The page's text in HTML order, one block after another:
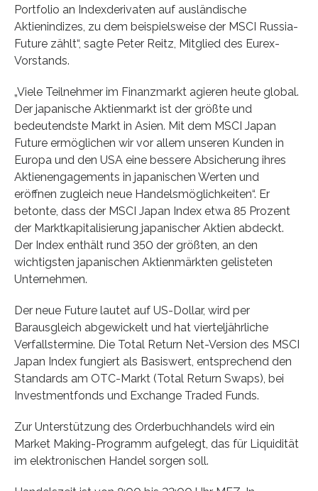
Portfolio an Indexderivaten auf ausländische
Aktienindizes, zu dem beispielsweise der MSCI Russia-
Future zählt“, sagte Peter Reitz, Mitglied des Eurex-
Vorstands.
„Viele Teilnehmer im Finanzmarkt agieren heute global.
Der japanische Aktienmarkt ist der größte und
bedeutendste Markt in Asien. Mit dem MSCI Japan
Future ermöglichen wir vor allem unseren Kunden in
Europa und den USA eine bessere Absicherung ihres
Aktienengagements in japanischen Werten und
eröffnen zugleich neue Handelsmöglichkeiten“. Er
betonte, dass der MSCI Japan Index etwa 85 Prozent
der Marktkapitalisierung japanischer Aktien abdeckt.
Der Index enthält rund 350 der größten, an den
wichtigsten japanischen Aktienmärkten gelisteten
Unternehmen.
Der neue Future lautet auf US-Dollar, wird per
Barausgleich abgewickelt und hat vierteljährliche
Verfallstermine. Die Total Return Net-Version des MSCI
Japan Index fungiert als Basiswert, entsprechend den
Standards am OTC-Markt (Total Return Swaps), bei
Investmentfonds und Exchange Traded Funds.
Zur Unterstützung des Orderbuchhandels wird ein
Market Making-Programm aufgelegt, das für Liquidität
im elektronischen Handel sorgen soll.